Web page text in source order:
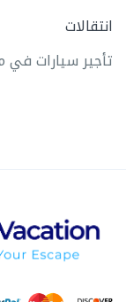
انتقالات
تأجير سيارات في